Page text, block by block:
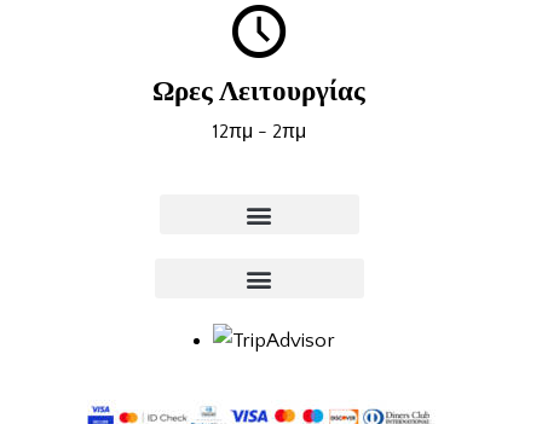
Ωρες Λειτουργίας
12πμ - 2πμ